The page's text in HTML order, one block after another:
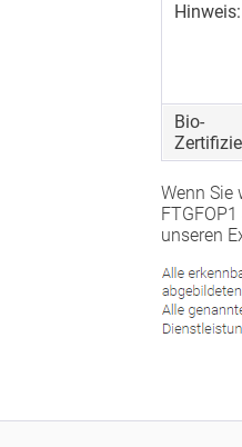
Hinweis:
Bio-
Wenn Sie
unseren